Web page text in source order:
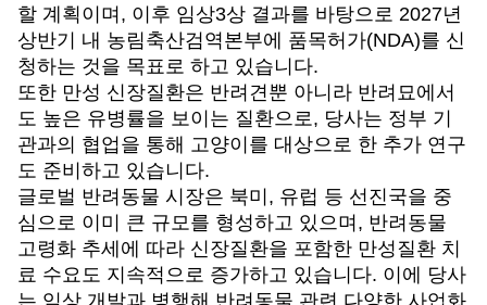
할 계획이며, 이후 임상3상 결과를 바탕으로 2027년
상반기 내 농림축산검역본부에 품목허가(NDA)를 신
청하는 것을 목표로 하고 있습니다.
또한 만성 신장질환은 반려견뿐 아니라 반려묘에서
도 높은 유병률을 보이는 질환으로, 당사는 정부 기
관과의 협업을 통해 고양이를 대상으로 한 추가 연구
도 준비하고 있습니다.
글로벌 반려동물 시장은 북미, 유럽 등 선진국을 중
심으로 이미 큰 규모를 형성하고 있으며, 반려동물
고령화 추세에 따라 신장질환을 포함한 만성질환 치
료 수요도 지속적으로 증가하고 있습니다. 이에 당사
는 임상 개발과 병행해 반려동물 관련 다양한 사업화